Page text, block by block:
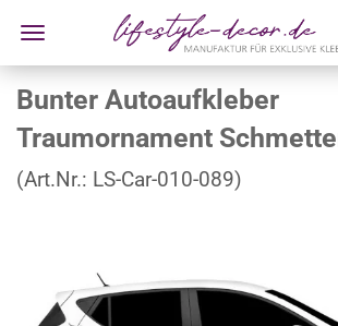
Bunter Autoaufkleber
Traumornament
(Art.Nr.: LS-Car-010-089)